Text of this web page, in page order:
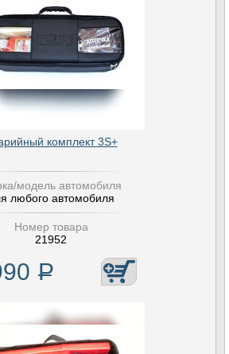
комплект 3S+
модель автомобиля
любого автомобиля
Номер товара
21952
Р